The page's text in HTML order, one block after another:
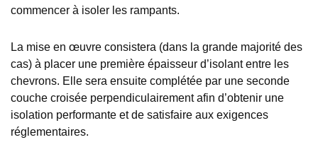
commencer à isoler les rampants.
La mise en œuvre consistera (dans la grande majorité des
cas) à placer une première épaisseur d’isolant entre les
chevrons. Elle sera ensuite complétée par une seconde
couche croisée perpendiculairement afin d’obtenir une
isolation performante et de satisfaire aux exigences
réglementaires.